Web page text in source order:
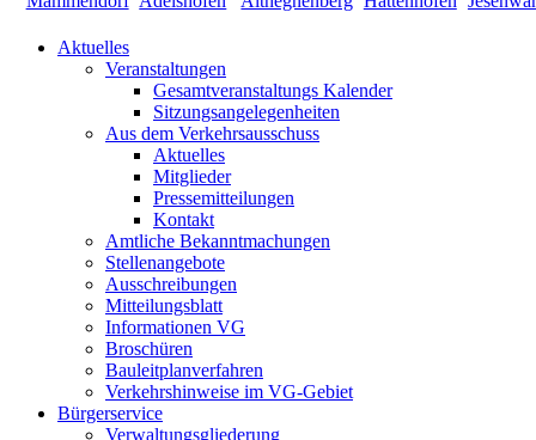
Aktuelles
Veranstaltungen
Gesamtveranstaltungs Kalender
Sitzungsangelegenheiten
Aus dem Verkehrsausschuss
Aktuelles
Mitglieder
Pressemitteilungen
Kontakt
Amtliche Bekanntmachungen
Stellenangebote
Ausschreibungen
Mitteilungsblatt
Informationen VG
Broschüren
Bauleitplanverfahren
Verkehrshinweise im VG-Gebiet
Bürgerservice
Verwaltungsgliederung